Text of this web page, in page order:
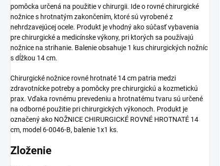
pomôcka určená na použitie v chirurgii. Ide o rovné chirurgické
nožnice s hrotnatým zakončením, ktoré sú vyrobené z
nehrdzavejúcej ocele. Produkt je vhodný ako súčasť vybavenia
pre chirurgické a medicínske výkony, pri ktorých sa používajú
nožnice na strihanie. Balenie obsahuje 1 kus chirurgických nožníc
s dĺžkou 14 cm.
Chirurgické nožnice rovné hrotnaté 14 cm patria medzi
zdravotnícke potreby a pomôcky pre chirurgickú a kozmetickú
prax. Vďaka rovnému prevedeniu a hrotnatému tvaru sú určené
na odborné použitie pri chirurgických výkonoch. Produkt je
označený ako NOŽNICE CHIRURGICKÉ ROVNÉ HROTNATÉ 14
cm, model 6-0046-B, balenie 1x1 ks.
Zloženie